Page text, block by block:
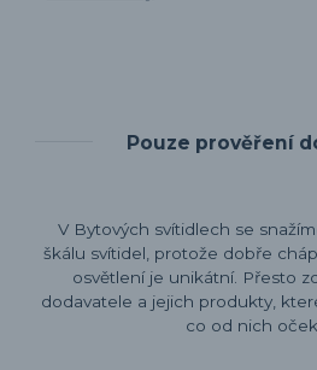
Pouze prověření
V Bytových svítidlech se
škálu svítidel, protože dobře
osvětlení je unikátní. Přesto
dodavatele a jejich produkty,
co od nich